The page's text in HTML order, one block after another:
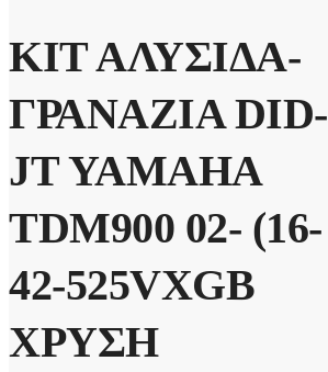
ΚΙΤ ΑΛΥΣΙΔΑ-
ΓΡΑΝΑΖΙΑ DID-
JT YAMAHA
TDM900 02- (16-
42-525VXGB
ΧΡΥΣΗ